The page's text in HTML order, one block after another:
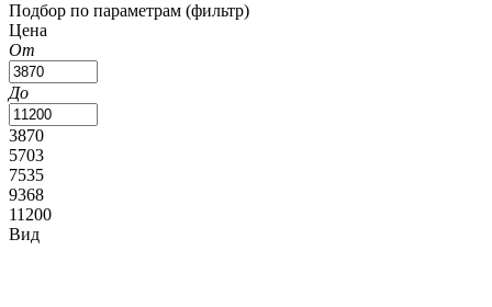
Подбор по параметрам (фильтр)
Цена
От
До
3870
5703
7535
9368
11200
Вид